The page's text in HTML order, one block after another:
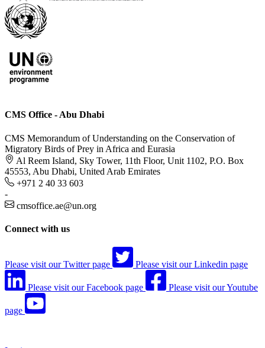
CMS Office - Abu Dhabi
CMS Memorandum of Understanding on the Conservation of
Migratory Birds of Prey in Africa and Eurasia
Al Reem Island, Sky Tower, 11th Floor, Unit 1102, P.O. Box
45553, Abu Dhabi, United Arab Emirates
+971 2 40 33 603
-
cmsoffice.ae@un.org
Connect with us
Please visit our Twitter page Please visit our Linkedin page
Please visit our Facebook page Please visit our Youtube
page